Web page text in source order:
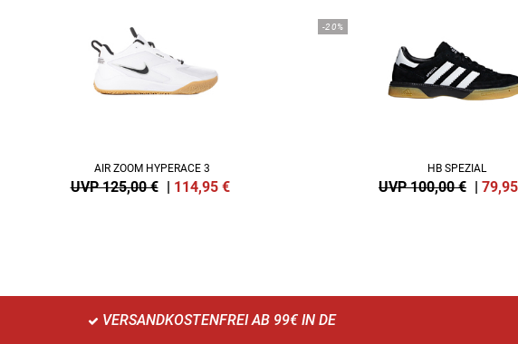
AIR ZOOM HYPERACE 3
UVP 125,00 € 114,95 €
-20%
HB SPEZIAL
UVP 100,00 € 79,95
VERSANDKOSTENFREI AB 99€ IN DE